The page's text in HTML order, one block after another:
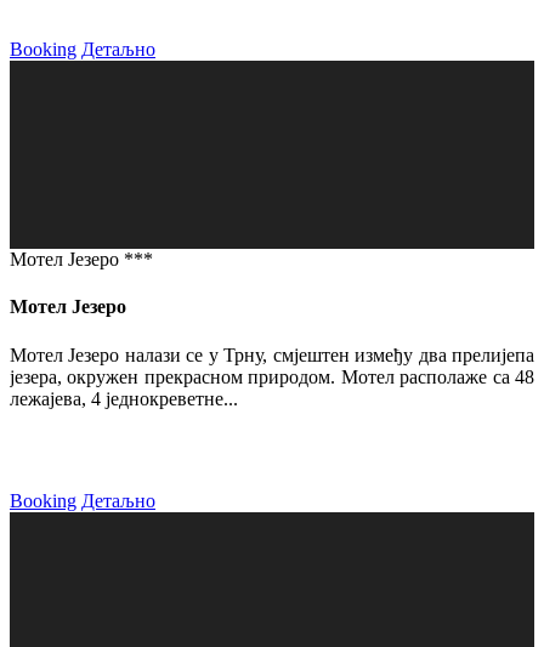
Booking Детаљно
Мотел Језеро ***
Мотел Језеро
Мотел Језеро налази се у Трну, смјештен између два прелијепа
језера, окружен прекрасном природом. Мотел располаже са 48
лежајева, 4 једнокреветне...
Booking Детаљно